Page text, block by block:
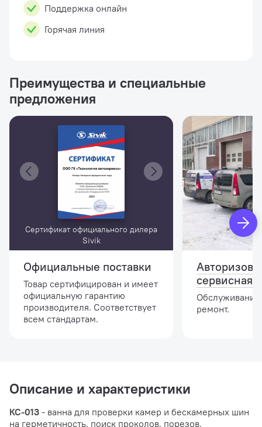
Поддержка онлайн
Горячая линия
Преимущества и специальные
предложения
Сертификат официального дилера
Sivik
Официальные поставки
Товар сертифицирован и имеет
официальную гарантию
производителя. Соответствует
всем стандартам.
сервисная
ремонт.
Описание и характеристики
КС-013 - ванна для проверки камер и бескамерных шин
на герметичность, поиск проколов, порезов.